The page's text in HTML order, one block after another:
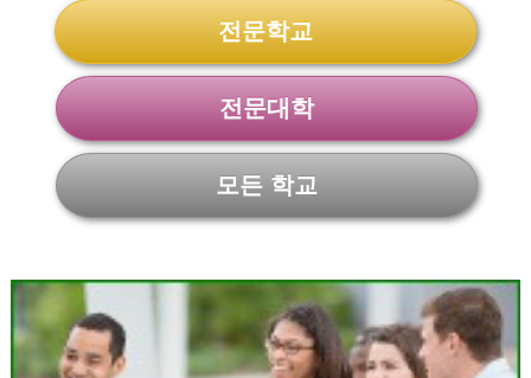
전문학교
전문대학
모든 학교